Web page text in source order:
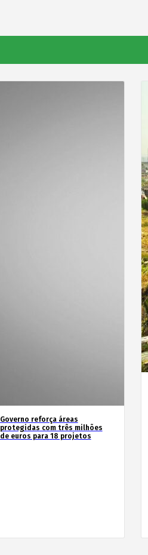
Governo reforça áreas
protegidas com três milhões
de euros para 18 projetos